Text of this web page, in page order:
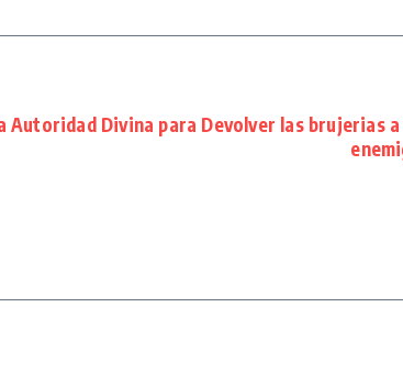
Autoridad Divina para Devolver las brujerias